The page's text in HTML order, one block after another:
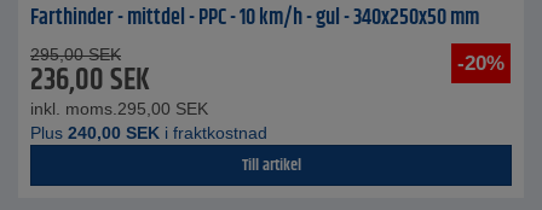
Farthinder - mittdel - PPC - 10 km/h - gul - 340x250x50 mm
-20%
295,00 SEK
236,00SEK
inkl. moms. 295,00 SEK
Plus 240,00 SEK i fraktkostnad
Till artikel